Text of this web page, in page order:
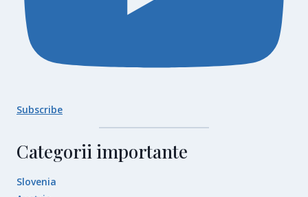
Subscribe
Categorii importante
Slovenia